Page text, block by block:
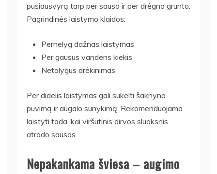
pusiausvyrą tarp per sauso ir per drėgno grunto.
Pagrindinės laistymo klaidos:
Pernelyg dažnas laistymas
Per gausus vandens kiekis
Netolygus drėkinimas
Per didelis laistymas gali sukelti šaknyno
puvimą ir augalo sunykimą. Rekomenduojama
laistyti tada, kai viršutinis dirvos sluoksnis
atrodo sausas.
Nepakankama šviesa – augimo